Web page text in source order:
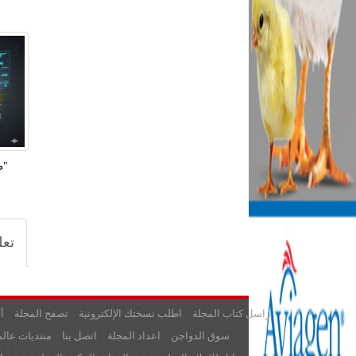
تصفح المجلة اطلب نسختك الإلكترونية
راسل كتاب المجلة
منتديات
اتصل بنا اعداد المجلة
سوق الدواجن